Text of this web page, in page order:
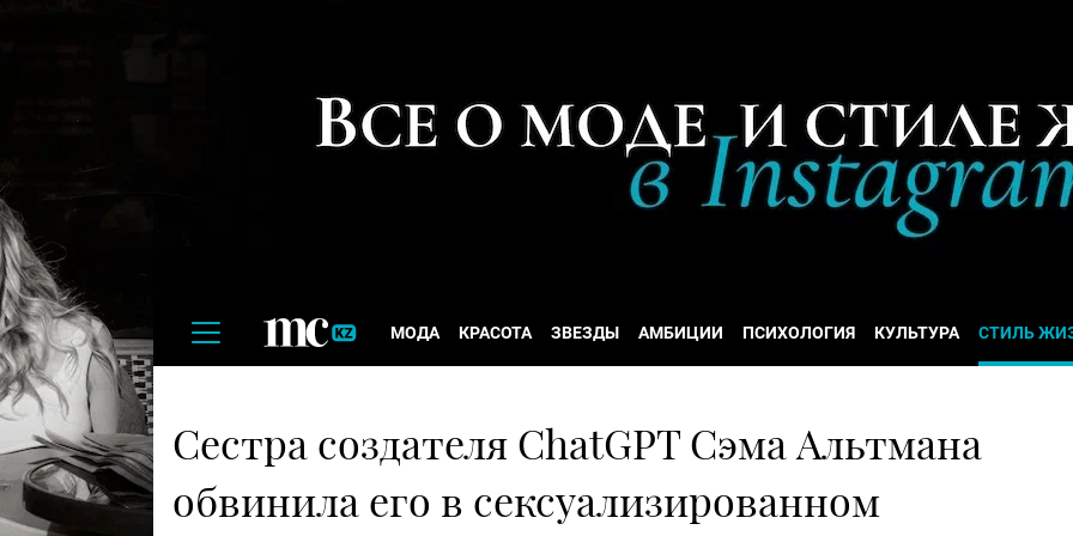
МОДА КРАСОТА ЗВЕЗДЫ АМБИЦИИ ПСИХОЛОГИЯ КУЛЬТУРА СТИЛЬ
Сестра создателя ChatGPT Сэма Альтмана
обвинила его в сексуализированном